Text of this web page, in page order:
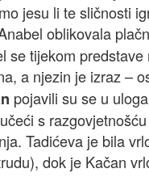
jesu li te sličnosti
oblikovala
se tijekom
a njezin je izraz –
pojavili su se u
s
Tadićeva je bila
dok je Kačan